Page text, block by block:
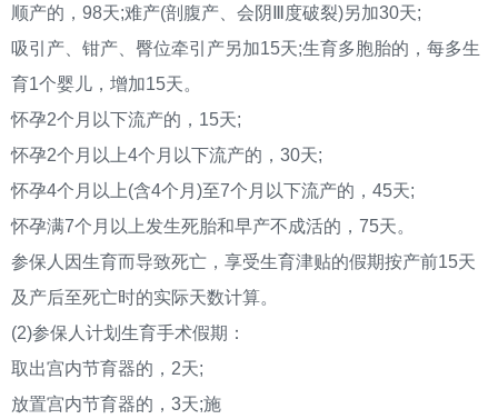
顺产的，98天;难产(剖腹产、会阴Ⅲ度破裂)另加30天;
吸引产、钳产、臀位牵引产另加15天;生育多胞胎的，每多生
育1个婴儿，增加15天。
怀孕2个月以下流产的，15天;
怀孕2个月以上4个月以下流产的，30天;
怀孕4个月以上(含4个月)至7个月以下流产的，45天;
怀孕满7个月以上发生死胎和早产不成活的，75天。
参保人因生育而导致死亡，享受生育津贴的假期按产前15天
及产后至死亡时的实际天数计算。
(2)参保人计划生育手术假期：
取出宫内节育器的，2天;
放置宫内节育器的，3天;施